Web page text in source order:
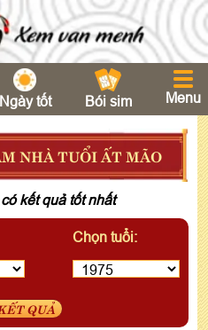
Ngày tốt Bói sim Menu
NHÀ TUỔI ẤT MÃO
kết quả tốt nhất
Chọn tuổi:
QUẢ